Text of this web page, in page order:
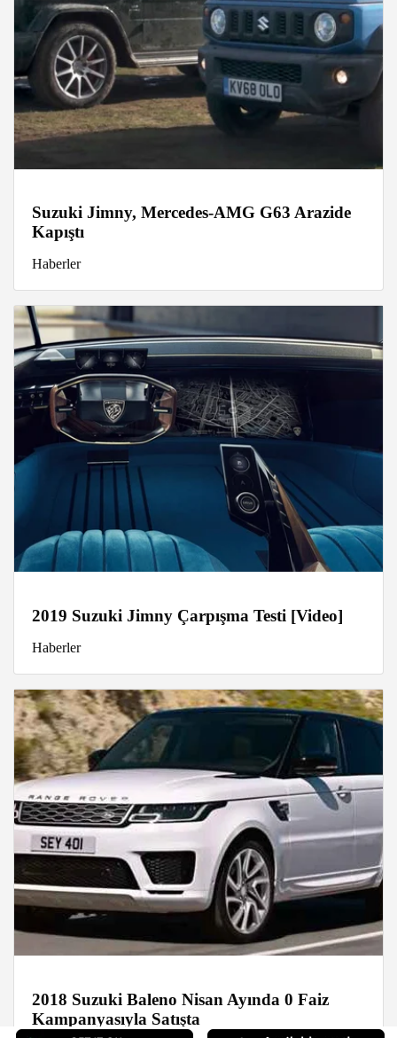
Suzuki Jimny, Mercedes-AMG G63 Arazide
Kapıştı
Haberler
2019 Suzuki Jimny Çarpışma Testi [Video]
Haberler
2018 Suzuki Baleno Nisan Ayında 0 Faiz
Kampanyasıyla Satışta